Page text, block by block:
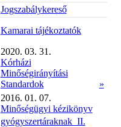
Jogszabálykereső
Kamarai tájékoztatók
2020. 03. 31.
Kórházi
Minőségirányítási
Standardok
»
2016. 01. 07.
Minőségügyi kézikönyv
gyógyszertáraknak  II.